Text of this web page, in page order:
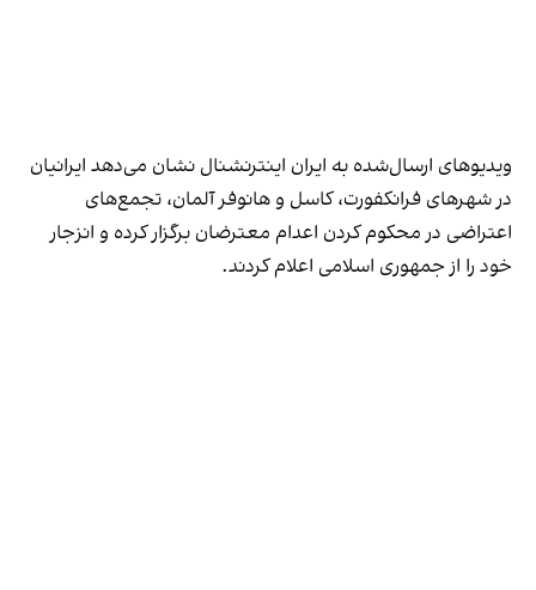
ویدیوهای ارسال‌شده به ایران اینترنشنال نشان می‌دهد ایرانیان
در شهرهای فرانکفورت، کاسل و هانوفر آلمان، تجمع‌های
اعتراضی در محکوم کردن اعدام معترضان برگزار کرده و انزجار
خود را از جمهوری اسلامی اعلام کردند.